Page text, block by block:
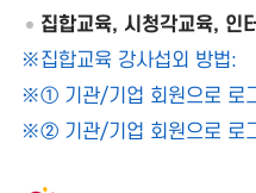
집합교육, 시청각교육, 인
집합교육 강사섭외 방법:
① 기관/기업 회원으로 로
② 기관/기업 회원으로 로